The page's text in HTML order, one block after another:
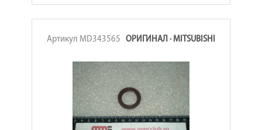
Артикул MD343565 ОРИГИНАЛ · MITSUBISHI